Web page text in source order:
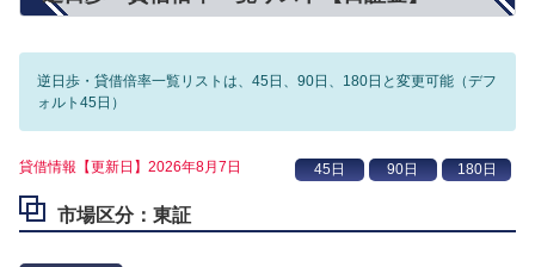
逆日歩・貸借倍率一覧リストは、45日、90日、180日と変更可能（デフ
ォルト45日）
貸借情報【更新日】2026年8月7日
市場区分：東証